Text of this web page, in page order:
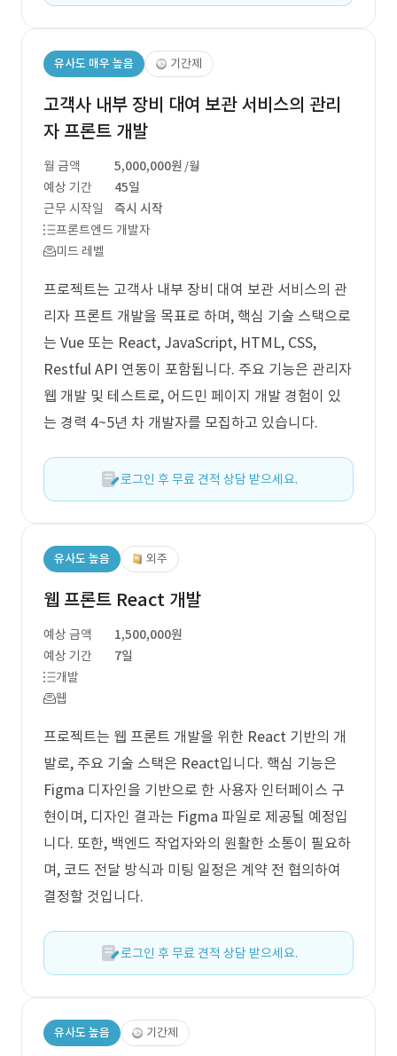
유사도 매우 높음 기간제
고객사 내부 장비 대여 보관 서비스의 관리
자 프론트 개발
월 금액 5,000,000원 /월
예상 기간
45일
근무 시작일
즉시 시작
프론트엔드 개발자
미드 레벨
프로젝트는 고객사 내부 장비 대여 보관 서비스의 관
리자 프론트 개발을 목표로 하며, 핵심 기술 스택으로
는 Vue 또는 React, JavaScript, HTML, CSS,
Restful API 연동이 포함됩니다. 주요 기능은 관리자
웹 개발 및 테스트로, 어드민 페이지 개발 경험이 있
는 경력 4~5년 차 개발자를 모집하고 있습니다.
로그인 후 무료 견적 상담 받으세요.
유사도 높음 외주
웹 프론트 React 개발
예상 금액
1,500,000원
예상 기간
7일
개발
웹
프로젝트는 웹 프론트 개발을 위한 React 기반의 개
발로, 주요 기술 스택은 React입니다. 핵심 기능은
Figma 디자인을 기반으로 한 사용자 인터페이스 구
현이며, 디자인 결과는 Figma 파일로 제공될 예정입
니다. 또한, 백엔드 작업자와의 원활한 소통이 필요하
며, 코드 전달 방식과 미팅 일정은 계약 전 협의하여
결정할 것입니다.
로그인 후 무료 견적 상담 받으세요.
유사도 높음 기간제